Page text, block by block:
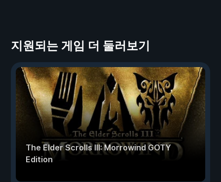
지원되는 게임 더 둘러보기
The Elder Scrolls III: Morrowind GOTY
Edition